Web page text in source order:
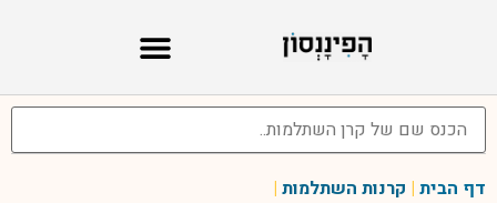
דף הבית | קרנות השתלמות |